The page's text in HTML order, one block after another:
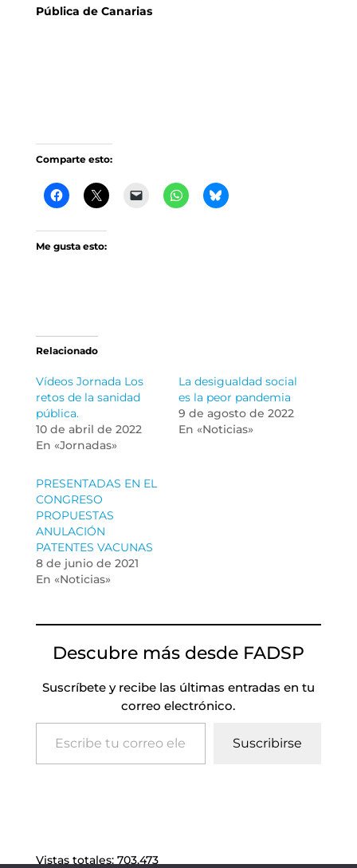
Pública de Canarias
Comparte esto:
Me gusta esto:
Relacionado
Vídeos Jornada Los
retos de la sanidad
pública.
10 de abril de 2022
En «Jornadas»
La desigualdad social
es la peor pandemia
9 de agosto de 2022
En «Noticias»
PRESENTADAS EN EL
CONGRESO
PROPUESTAS
ANULACIÓN
PATENTES VACUNAS
8 de junio de 2021
En «Noticias»
Descubre más desde FADSP
Suscríbete y recibe las últimas entradas en tu
correo electrónico.
Escribe tu correo electrónico…
Suscribirse
Vistas totales: 703.473